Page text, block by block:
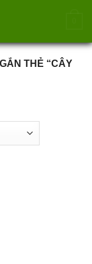
THẺ “CÂY